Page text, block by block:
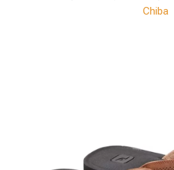
Chiba